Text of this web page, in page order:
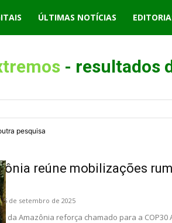
ÚLTIMAS NOTÍCIAS
- resultados
pesquisa
reúne mobilizações
5 de setembro de 2025
da Amazônia reforça chamado para a COP30